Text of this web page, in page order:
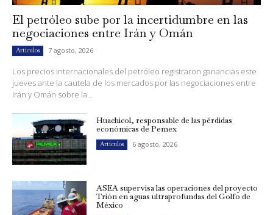
El petróleo sube por la incertidumbre en las
negociaciones entre Irán y Omán
Artículos 7 agosto, 2026
Los precios internacionales del petróleo registraron ganancias este
jueves ante la cautela de los mercados por las negociaciones entre
Irán y Omán sobre la...
Huachicol, responsable de las pérdidas
económicas de Pemex
Artículos 6 agosto, 2026
ASEA supervisa las operaciones del proyecto
Trión en aguas ultraprofundas del Golfo de
México